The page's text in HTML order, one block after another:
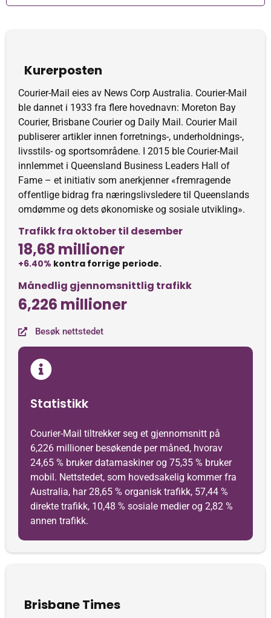
Kurerposten
Courier-Mail eies av News Corp Australia. Courier-Mail
ble dannet i 1933 fra flere hovednavn: Moreton Bay
Courier, Brisbane Courier og Daily Mail. Courier Mail
publiserer artikler innen forretnings-, underholdnings-,
livsstils- og sportsområdene. I 2015 ble Courier-Mail
innlemmet i Queensland Business Leaders Hall of
Fame – et initiativ som anerkjenner «fremragende
offentlige bidrag fra næringslivsledere til Queenslands
omdømme og dets økonomiske og sosiale utvikling».
Trafikk fra oktober til desember
18,68 millioner
+6.40% kontra forrige periode.
Månedlig gjennomsnittlig trafikk
6,226 millioner
Besøk nettstedet
Statistikk
Courier-Mail tiltrekker seg et gjennomsnitt på
6,226 millioner besøkende per måned, hvorav
24,65 % bruker datamaskiner og 75,35 % bruker
mobil. Nettstedet, som hovedsakelig kommer fra
Australia, har 28,65 % organisk trafikk, 57,44 %
direkte trafikk, 10,48 % sosiale medier og 2,82 %
annen trafikk.
Brisbane Times